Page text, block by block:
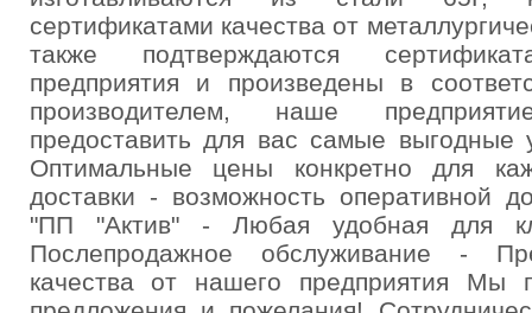
сертификатами качества от
также подтверждаются
предприятия и произведены в
производителем, наше
предоставить для вас самые выгодные
Оптимальные цены конкретно для
доставки - возможность оперативной
"ПП "Актив" - Любая удобная для
Послепродажное обслуживание -
качества от нашего предприятия Мы